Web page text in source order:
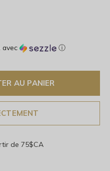
avec ⓘ
AU PANIER
de 75$CA